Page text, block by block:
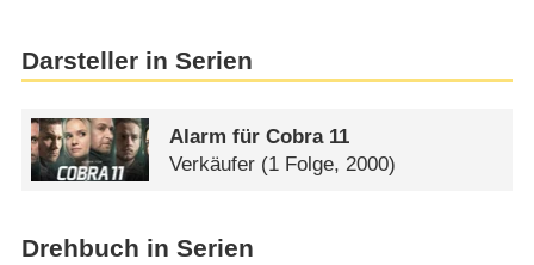
Darsteller in Serien
Alarm für Cobra 11
Verkäufer (1 Folge, 2000)
Drehbuch in Serien